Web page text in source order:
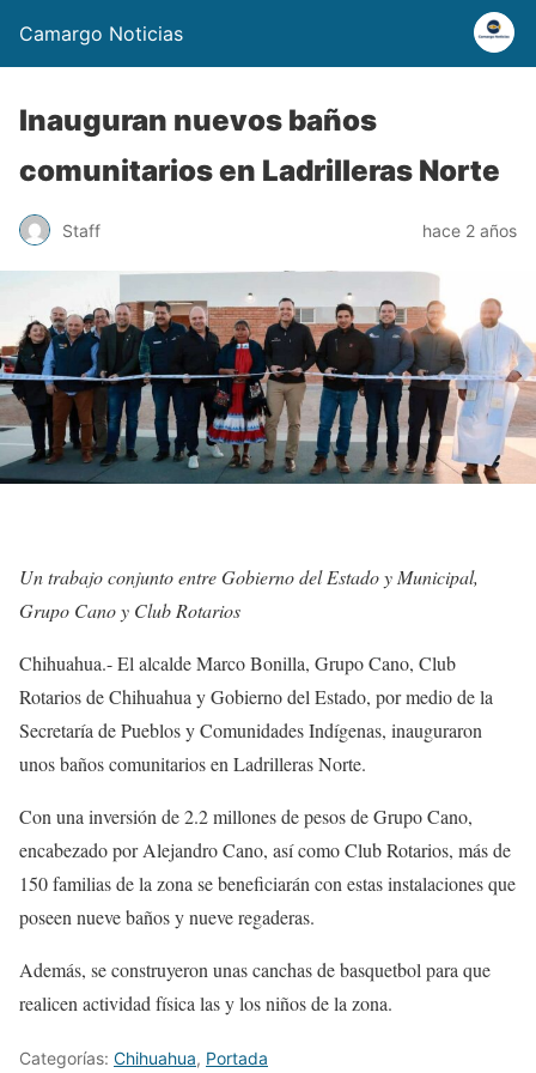
Camargo Noticias
Inauguran nuevos baños
comunitarios en Ladrilleras Norte
Staff hace 2 años
Un trabajo conjunto entre Gobierno del Estado y Municipal,
Grupo Cano y Club Rotarios
Chihuahua.- El alcalde Marco Bonilla, Grupo Cano, Club
Rotarios de Chihuahua y Gobierno del Estado, por medio de la
Secretaría de Pueblos y Comunidades Indígenas, inauguraron
unos baños comunitarios en Ladrilleras Norte.
Con una inversión de 2.2 millones de pesos de Grupo Cano,
encabezado por Alejandro Cano, así como Club Rotarios, más de
150 familias de la zona se beneficiarán con estas instalaciones que
poseen nueve baños y nueve regaderas.
Además, se construyeron unas canchas de basquetbol para que
realicen actividad física las y los niños de la zona.
Categorías: Chihuahua, Portada